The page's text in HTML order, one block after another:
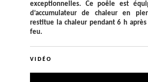
exceptionnelles. Ce poêle est
d’accumulateur de chaleur en
restitue la chaleur pendant 6 h
feu.
VIDÉO